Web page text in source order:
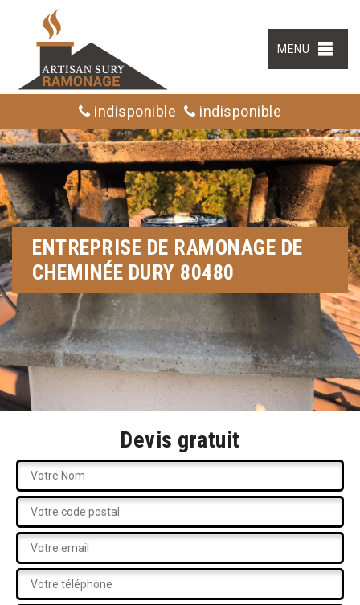
MENU
indisponible indisponible
ENTREPRISE DE RAMONAGE DE
CHEMINÉE DURY 80480
Devis gratuit